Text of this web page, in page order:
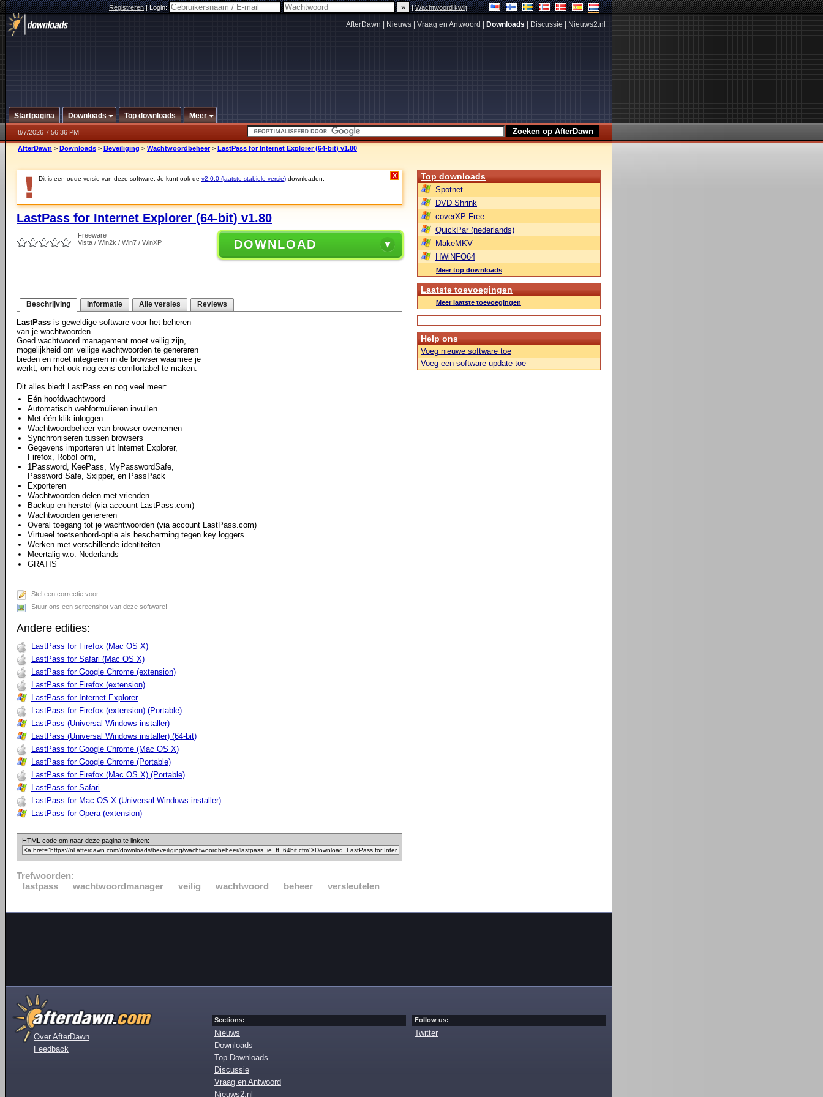
Registreren|Login: |Wachtwoord kwijt
AfterDawn Nieuws Vraag en Antwoord Downloads Discussie Nieuws2.nl
Startpagina Downloads Top downloads Meer
8/7/2026 7:56:36 PM
AfterDawn > Downloads > Beveiliging > Wachtwoordbeheer > LastPass for Internet Explorer (64-bit) v1.80
Dit is een oude versie van deze software. Je kunt ook de v2.0.0 (laatste stabiele versie) downloaden. X
LastPass for Internet Explorer (64-bit) v1.80
Freeware
Vista / Win2k / Win7 / WinXP
DOWNLOAD
Beschrijving Informatie Alle versies Reviews
LastPass is geweldige software voor het beheren
van je wachtwoorden.
Goed wachtwoord management moet veilig zijn,
mogelijkheid om veilige wachtwoorden te genereren
bieden en moet integreren in de browser waarmee je
werkt, om het ook nog eens comfortabel te maken.
Dit alles biedt LastPass en nog veel meer:
Eén hoofdwachtwoord
Automatisch webformulieren invullen
Met één klik inloggen
Wachtwoordbeheer van browser overnemen
Synchroniseren tussen browsers
Gegevens importeren uit Internet Explorer,
Firefox, RoboForm,
1Password, KeePass, MyPasswordSafe,
Password Safe, Sxipper, en PassPack
Exporteren
Wachtwoorden delen met vrienden
Backup en herstel (via account LastPass.com)
Wachtwoorden genereren
Overal toegang tot je wachtwoorden (via account LastPass.com)
Virtueel toetsenbord-optie als bescherming tegen key loggers
Werken met verschillende identiteiten
Meertalig w.o. Nederlands
GRATIS
Stel een correctie voor
Stuur ons een screenshot van deze software!
Andere edities:
LastPass for Firefox (Mac OS X)
LastPass for Safari (Mac OS X)
LastPass for Google Chrome (extension)
LastPass for Firefox (extension)
LastPass for Internet Explorer
LastPass for Firefox (extension) (Portable)
LastPass (Universal Windows installer)
LastPass (Universal Windows installer) (64-bit)
LastPass for Google Chrome (Mac OS X)
LastPass for Google Chrome (Portable)
LastPass for Firefox (Mac OS X) (Portable)
LastPass for Safari
LastPass for Mac OS X (Universal Windows installer)
LastPass for Opera (extension)
HTML code om naar deze pagina te linken:
Trefwoorden:
lastpass
wachtwoordmanager veilig wachtwoord beheer versleutelen
Top downloads
Spotnet
DVD Shrink
coverXP Free
QuickPar (nederlands)
MakeMKV
HWiNFO64
Meer top downloads
Laatste toevoegingen
Meer laatste toevoegingen
Help ons
Voeg nieuwe software toe
Voeg een software update toe
Over AfterDawn
Feedback
Sections:
Nieuws
Downloads
Top Downloads
Discussie
Vraag en Antwoord
Nieuws2.nl
Follow us:
Twitter